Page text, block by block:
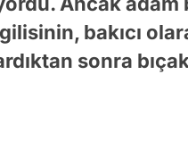
bakıcı
sonra